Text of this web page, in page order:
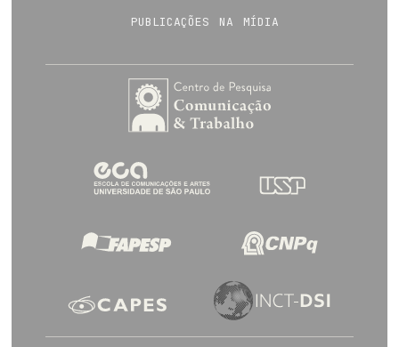
publicações na mídia